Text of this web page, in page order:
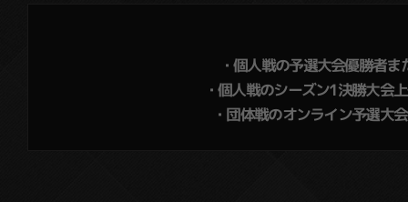
・個人戦の予選大会優勝者
・個人戦のシーズン1決勝大会
・団体戦のオンライン予選大